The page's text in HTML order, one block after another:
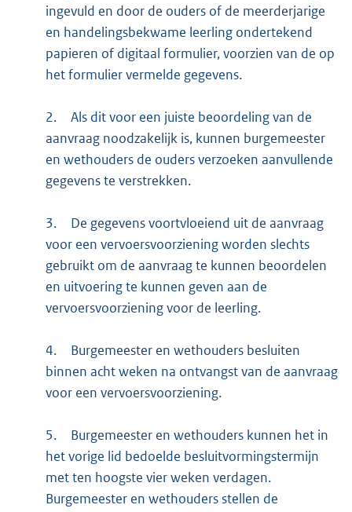
ingevuld en door de ouders of de meerderjarige
en handelingsbekwame leerling ondertekend
papieren of digitaal formulier, voorzien van de op
het formulier vermelde gegevens.
2.
Als dit voor een juiste beoordeling van de
aanvraag noodzakelijk is, kunnen burgemeester
en wethouders de ouders verzoeken aanvullende
gegevens te verstrekken.
3.
De gegevens voortvloeiend uit de aanvraag
voor een vervoersvoorziening worden slechts
gebruikt om de aanvraag te kunnen beoordelen
en uitvoering te kunnen geven aan de
vervoersvoorziening voor de leerling.
4.
Burgemeester en wethouders besluiten
binnen acht weken na ontvangst van de aanvraag
voor een vervoersvoorziening.
5.
Burgemeester en wethouders kunnen het in
het vorige lid bedoelde besluitvormingstermijn
met ten hoogste vier weken verdagen.
Burgemeester en wethouders stellen de